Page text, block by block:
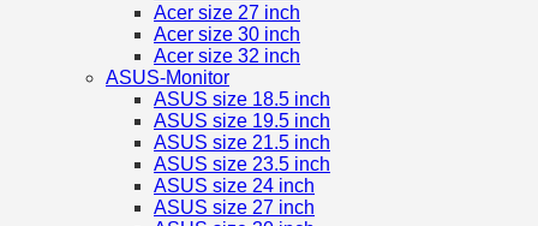
Acer size 27 inch
Acer size 30 inch
Acer size 32 inch
ASUS-Monitor
ASUS size 18.5 inch
ASUS size 19.5 inch
ASUS size 21.5 inch
ASUS size 23.5 inch
ASUS size 24 inch
ASUS size 27 inch